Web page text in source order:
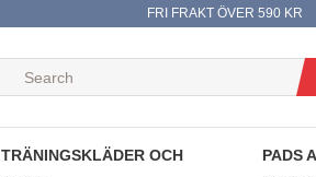
FRI FRAKT ÖVER 590 KR
TRÄNINGSKLÄDER OCH
PADS